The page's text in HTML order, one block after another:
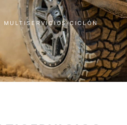
MULTISERVICIOS CICLÓN